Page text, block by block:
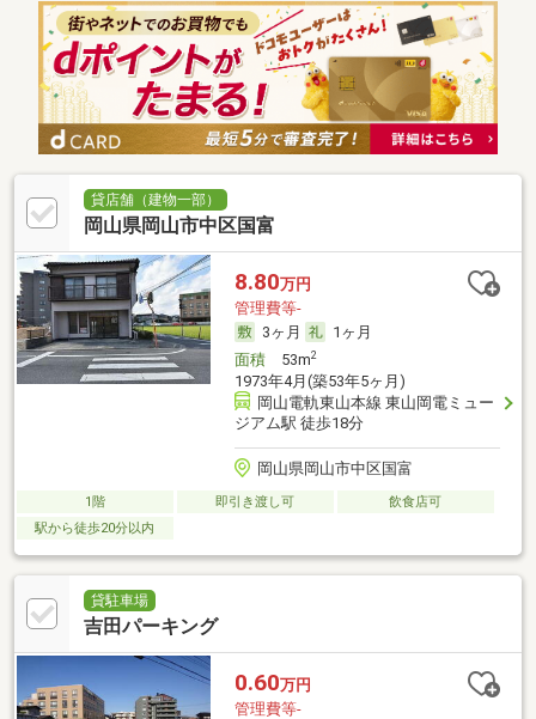
貸店舗（建物一部）
岡山県岡山市中区国富
8.80万円
管理費等-
3ヶ月
1ヶ月
面積53m2
1973年4月(築53年5ヶ月)
岡山電軌東山本線 東山岡電ミュー
ジアム駅 徒歩18分
岡山県岡山市中区国富
1階 即引き渡し可
飲食店可
駅から徒歩20分以内
貸駐車場
吉田パーキング
0.60万円
管理費等-